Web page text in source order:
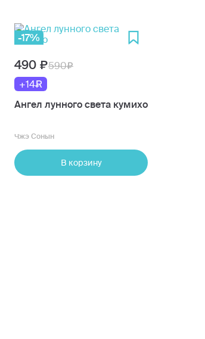
-17%
490
590
+14
Ангел лунного света кумихо
Чжэ Сонын
В корзину